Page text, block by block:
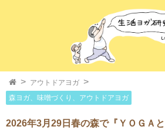
アウトドアヨガ
森ヨガ、味噌づくり、アウトドアヨガ
2026年3月29日春の森で『ＹＯＧＡと